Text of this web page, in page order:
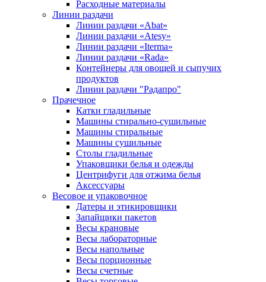
Расходные материалы
Линии раздачи
Линии раздачи «Abat»
Линии раздачи «Atesy»
Линии раздачи «Iterma»
Линии раздачи «Rada»
Контейнеры для овощей и сыпучих
продуктов
Линии раздачи "Радапро"
Прачечное
Катки гладильные
Машины стирально-сушильные
Машины стиральные
Машины сушильные
Столы гладильные
Упаковщики белья и одежды
Центрифуги для отжима белья
Аксессуары
Весовое и упаковочное
Датеры и этикировщики
Запайщики пакетов
Весы крановые
Весы лабораторные
Весы напольные
Весы порционные
Весы счетные